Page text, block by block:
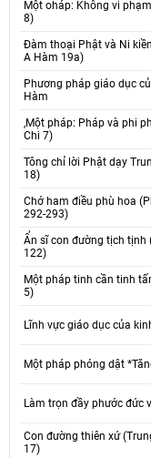
Một oháp: Không vi
8)
Đàm thoại Phật và Ni
A Hàm 19a)
Phương pháp giáo dục
Hàm
,Một pháp: Pháp và phi
Chi 7)
Tông chỉ lời Phật dạy
18)
Chớ ham điều phù hoa
292-293)
Ẩn sĩ con đường tịch tịnh
122)
Một pháp tinh cần tinh
5)
Lĩnh vực giáo dục của
Một pháp phóng dật
Làm trọn đầy phước đức
Con đường thiên xứ
17)